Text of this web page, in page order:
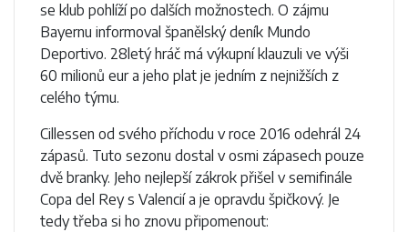
se klub pohlíží po dalších možnostech. O zájmu
Bayernu informoval španělský deník Mundo
Deportivo. 28letý hráč má výkupní klauzuli ve výši
60 milionů eur a jeho plat je jedním z nejnižších z
celého týmu.
Cillessen od svého příchodu v roce 2016 odehrál 24
zápasů. Tuto sezonu dostal v osmi zápasech pouze
dvě branky. Jeho nejlepší zákrok přišel v semifinále
Copa del Rey s Valencií a je opravdu špičkový. Je
tedy třeba si ho znovu připomenout: